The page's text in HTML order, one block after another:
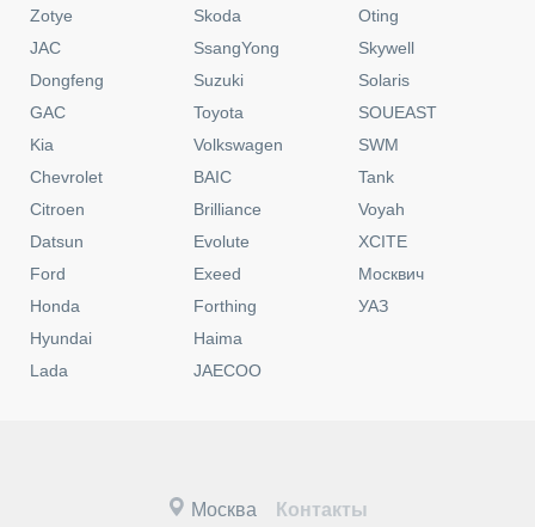
Zotye
JAC
Dongfeng
GAC
Kia
Chevrolet
Citroen
Datsun
Ford
Honda
Hyundai
Lada
Skoda
SsangYong
Suzuki
Toyota
Volkswagen
BAIC
Brilliance
Evolute
Exeed
Forthing
Haima
JAECOO
Oting
Skywell
Solaris
SOUEAST
SWM
Tank
Voyah
XCITE
Москвич
УАЗ
Москва Контакты